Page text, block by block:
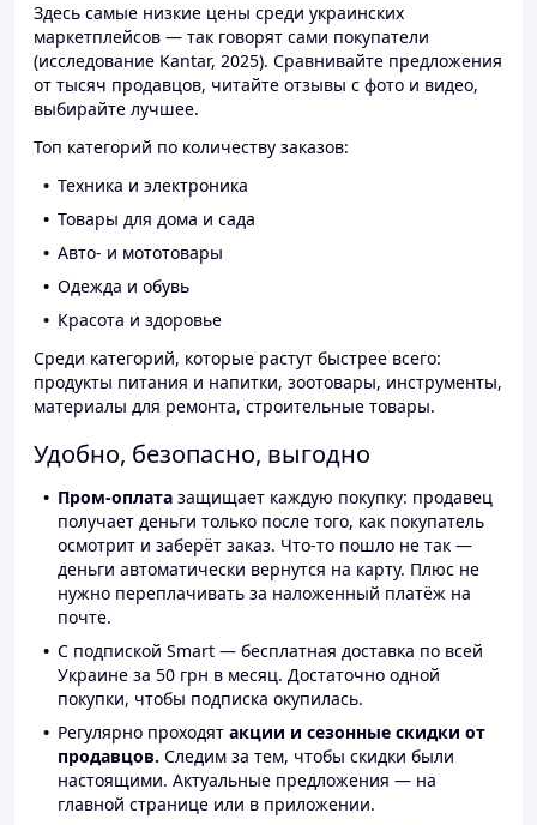
Здесь самые низкие цены среди украинских
маркетплейсов — так говорят сами покупатели
(исследование Kantar, 2025). Сравнивайте предложения
от тысяч продавцов, читайте отзывы с фото и видео,
выбирайте лучшее.
Топ категорий по количеству заказов:
Техника и электроника
Товары для дома и сада
Авто- и мототовары
Одежда и обувь
Красота и здоровье
Среди категорий, которые растут быстрее всего:
продукты питания и напитки, зоотовары, инструменты,
материалы для ремонта, строительные товары.
Удобно, безопасно, выгодно
Пром-оплата защищает каждую покупку: продавец
получает деньги только после того, как покупатель
осмотрит и заберёт заказ. Что-то пошло не так —
деньги автоматически вернутся на карту. Плюс не
нужно переплачивать за наложенный платёж на
почте.
С подпиской Smart — бесплатная доставка по всей
Украине за 50 грн в месяц. Достаточно одной
покупки, чтобы подписка окупилась.
Регулярно проходят акции и сезонные скидки от
продавцов. Следим за тем, чтобы скидки были
настоящими. Актуальные предложения — на
главной странице или в приложении.